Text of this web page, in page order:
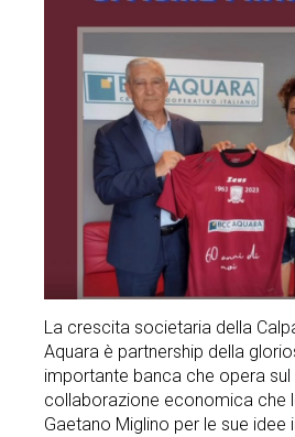
La crescita societaria della
Aquara è partnership della
importante banca che opera
collaborazione economica che
Gaetano Miglino per le sue